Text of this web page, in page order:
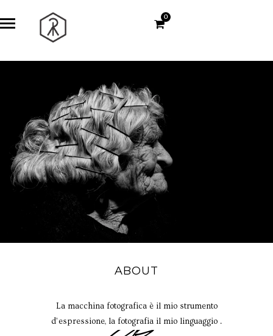
0
ABOUT
La macchina fotografica è il mio strumento
d’espressione, la fotografia il mio linguaggio .